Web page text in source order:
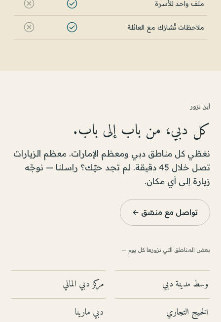
ملف واحد للأسرة
ملاحظات تُشارَك مع العائلة
أين نزور
كل دبي، من باب إلى باب.
نغطّي كل مناطق دبي ومعظم الإمارات. معظم الزيارات
تصل خلال 45 دقيقة. لم تجد حيّك؟ راسلنا — نوجّه
زيارة إلى أي مكان.
تواصل مع منسّق ←
بعض المناطق التي نزورها كل يوم —
وسط مدينة دبي
مركز دبي المالي
الخليج التجاري
دبي مارينا